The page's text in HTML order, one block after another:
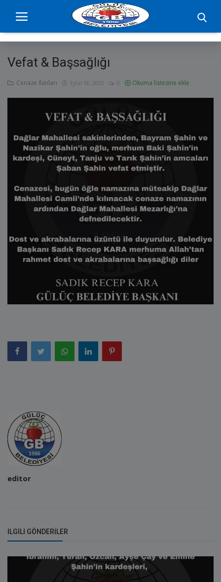
Yönetim
Hizmetler
Etkinlikler
İletişim
Vefat & Başsağlığı
Cenaze İlanları Eylül 16, 2025 0 Okuma listesine ekle
editor
İLGILI GÖNDERILER